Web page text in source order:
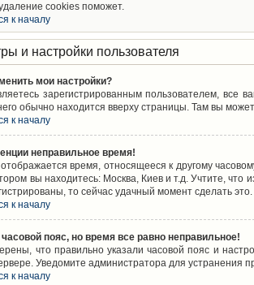
cookies поможет.
к началу
и настройки пользователя
мои настройки?
зарегистрированным пользователем,
обычно находится вверху страницы. Там вы
к началу
неправильное время!
время, относящееся к другому
вы находитесь: Москва, Киев и т.д. Учтите, что
то сейчас удачный момент сделать это.
к началу
пояс, но время все равно неправильное!
что правильно указали часовой пояс и
Уведомите администратора для устранения
к началу